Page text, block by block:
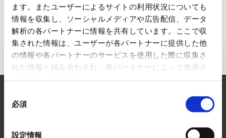
ます。またユーザーによるサイトの利用状況についても
情報を収集し、ソーシャルメディアや広告配信、データ
解析の各パートナーに情報を共有しています。ここで収
集された情報は、ユーザーが各パートナーに提供した他
の情報や各パートナーのサービスを使用した際に収集さ
れた情報と組み合わされ、各パートナーによって使用さ
必須
設定情報
エレクトロニクス事業へのお問い
合わせ
RYODENでは、エレクトロニクス事業に関するあら
まずは、お気軽にご相談ください。